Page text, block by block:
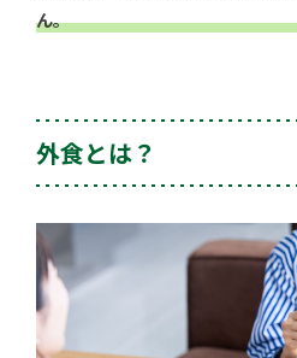
ん。
外食とは？